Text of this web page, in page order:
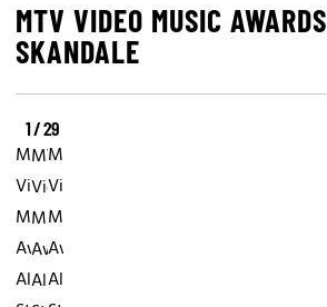
MTV VIDEO MUSIC
SKANDALE
1 / 29
MTV
Video
Music
Awards:
Alle
MTV
Video
Music
Awards:
Alle
MTV
Video
Music
Awards:
Alle